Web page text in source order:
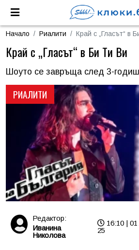
Начало Риалити Край с „Гласът“ в
РИАЛИТИ
Край с „Гласът“ в Би Ти Ви
Шоуто се завръща след 3-
Редактор:
Иванина
Николова
16:10 | 01
25